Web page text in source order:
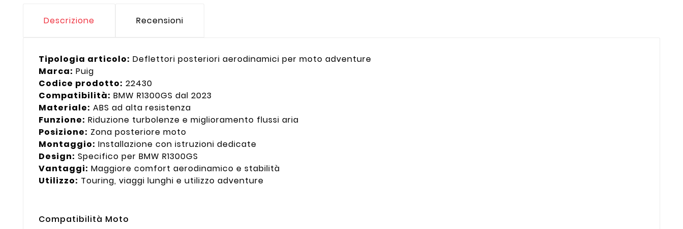
Descrizione Recensioni
Tipologia articolo: Deflettori posteriori aerodinamici per moto adventure
Marca: Puig
Codice prodotto: 22430
Compatibilità: BMW R1300GS dal 2023
Materiale: ABS ad alta resistenza
Funzione: Riduzione turbolenze e miglioramento flussi aria
Posizione: Zona posteriore moto
Montaggio: Installazione con istruzioni dedicate
Design: Specifico per BMW R1300GS
Vantaggi: Maggiore comfort aerodinamico e stabilità
Utilizzo: Touring, viaggi lunghi e utilizzo adventure
Compatibilità Moto